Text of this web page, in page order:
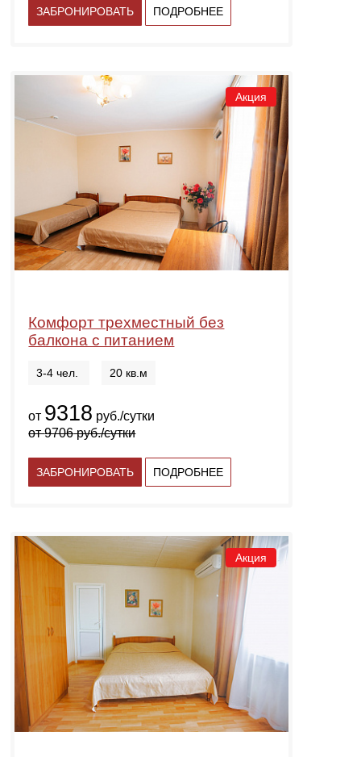
ЗАБРОНИРОВАТЬ ПОДРОБНЕЕ
Акция
Комфорт трехместный без
балкона с питанием
3-4 чел. 20 кв.м
от 9318 руб./сутки
от9706руб./сутки
ЗАБРОНИРОВАТЬ ПОДРОБНЕЕ
Акция